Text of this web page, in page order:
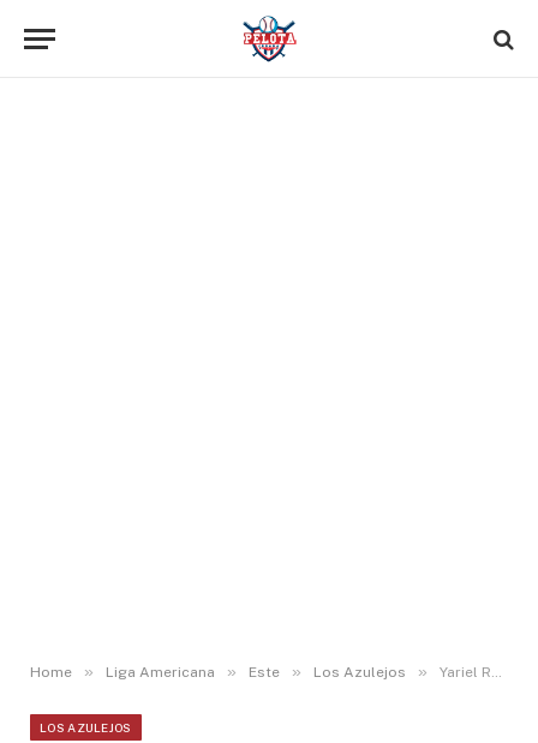
Home » Liga Americana » Este » Los Azulejos » Yariel Rodríguez permite tres jonrones, pero se marcha sin decisión ante los Cubs
LOS AZULEJOS